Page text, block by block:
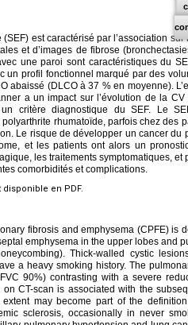
est caractérisé par l’association
et d’images de fibrose
une paroi sont caractéristiques du
un profil fonctionnel marqué par des
abaissé (DLCO à 37 % en moyenne).
a un impact sur l’évolution de la
un critère diagnostique du SEF. Le
rhumatoïde, parfois chez des
Le risque de développer un cancer
et les patients ont alors un
les traitements symptomatiques,
comorbidités et complications.
en PDF.
fibrosis and emphysema (CPFE) is
emphysema in the upper lobes and
Thick-walled cystic
a heavy smoking history. The
90%) contrasting with a severe
CT-scan is associated with the
may become part of the
sclerosis, occasionally in never